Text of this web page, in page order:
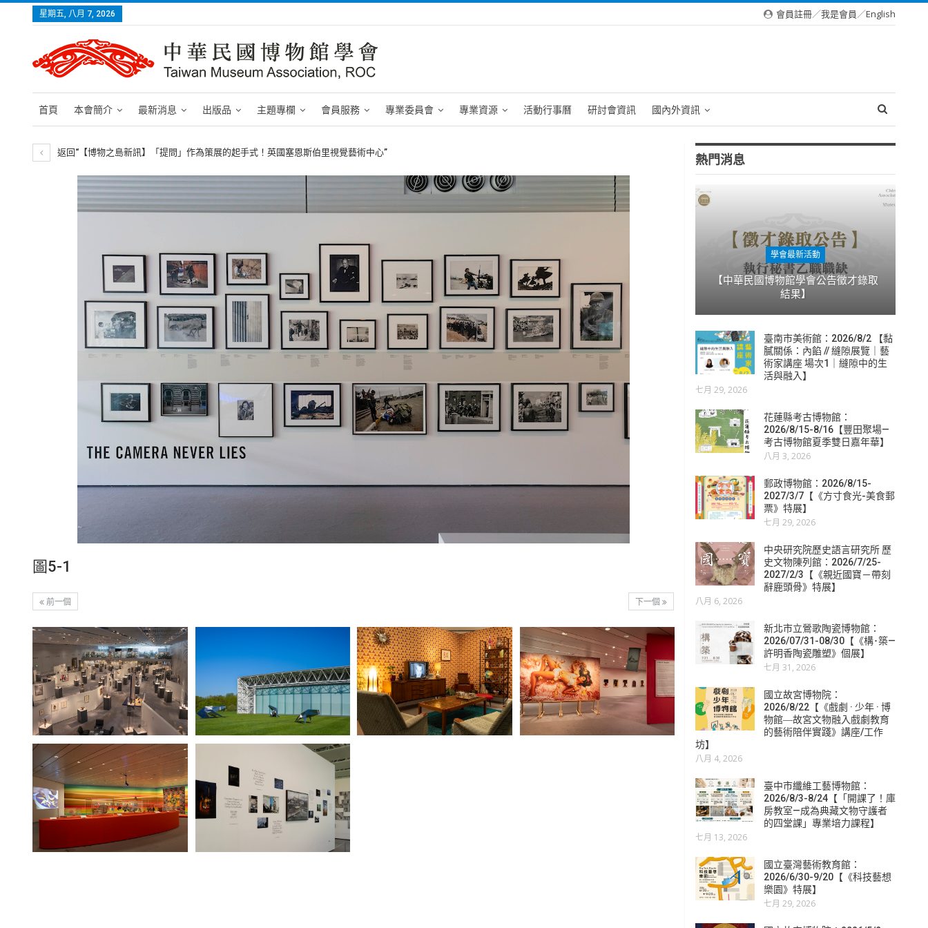
星期五, 八月 7, 2026 會員註冊／我是會員／English
首頁 本會簡介 最新消息 出版品 主題專欄 會員服務 專業委員會 專業資源 活動行事曆 研討會資訊 國內外資訊
返回“【博物之島新訊】「提問」作為策展的起手式！英國塞恩斯伯里視覺藝術中心”
圖5-1
下一個
前一個
熱門消息
學會最新活動
【中華民國博物館學會公告徵才錄取
結果】
臺南市美術館：2026/8/2 【黏
膩關係：內餡 // 縫隙展覽｜藝
術家講座 場次1｜縫隙中的生
活與融入】
七月 29, 2026
花蓮縣考古博物館：
2026/8/15-8/16【豐田聚場—
考古博物館夏季雙日嘉年華】
八月 3, 2026
郵政博物館：2026/8/15-
2027/3/7【《方寸食光-美食郵
票》特展】
七月 29, 2026
中央研究院歷史語言研究所 歷
史文物陳列館：2026/7/25-
2027/2/3【《親近國寶－帶刻
辭鹿頭骨》特展】
八月 6, 2026
新北市立鶯歌陶瓷博物館：
2026/07/31-08/30【《構･築—
許明香陶瓷雕塑》個展】
七月 31, 2026
國立故宮博物院：
2026/8/22【《戲劇 · 少年 · 博
物館―故宮文物融入戲劇教育
的藝術陪伴實踐》講座/工作
坊】
八月 4, 2026
臺中市纖維工藝博物館：
2026/8/3-8/24【「開課了！庫
房教室—成為典藏文物守護者
的四堂課」專業培力課程】
七月 13, 2026
國立臺灣藝術教育館：
2026/6/30-9/20【《科技藝想
樂園》特展】
七月 29, 2026